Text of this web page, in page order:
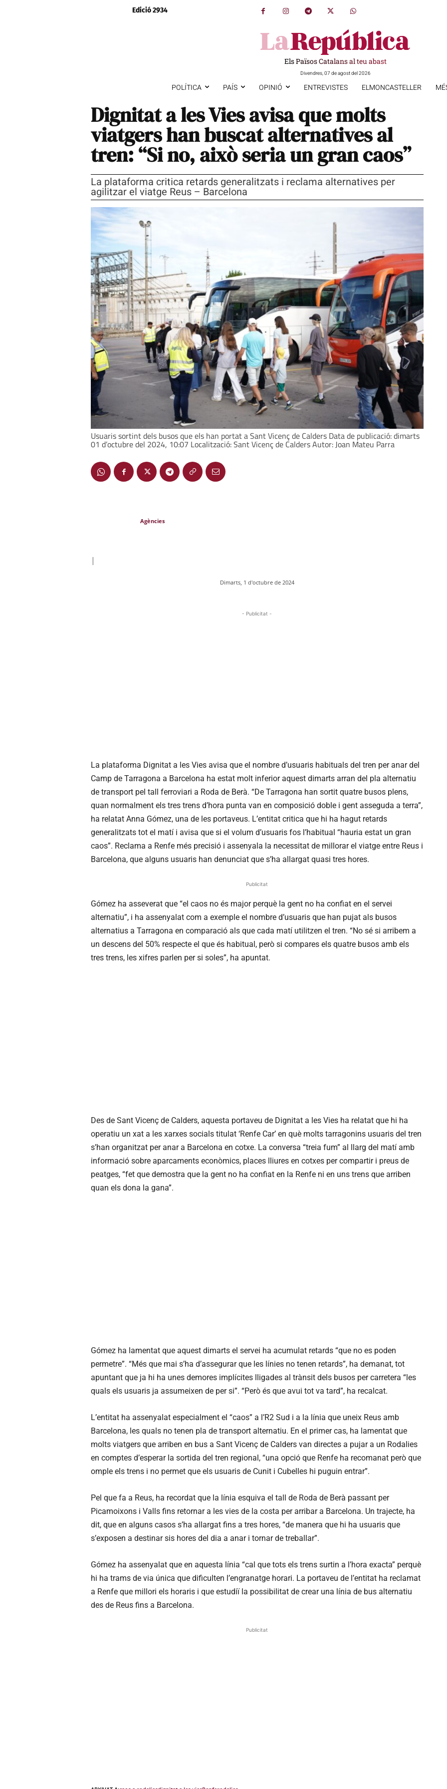
Edició 2934
Els Països Catalans al teu abast
Divendres, 07 de agost del 2026
POLÍTICA PAÍS OPINIÓ ENTREVISTES ELMONCASTELLER
Dignitat a les Vies avisa que molts
viatgers han buscat alternatives al
tren: “Si no, això seria un gran caos”
La plataforma critica retards generalitzats i reclama alternatives per
agilitzar el viatge Reus – Barcelona
Usuaris sortint dels busos que els han portat a Sant Vicenç de Calders Data de publicació: dimarts
01 d’octubre del 2024, 10:07 Localització: Sant Vicenç de Calders Autor: Joan Mateu Parra
Agències
|
Dimarts, 1 d'octubre de 2024
- Publicitat -
La plataforma Dignitat a les Vies avisa que el nombre d’usuaris habituals del tren per anar del
Camp de Tarragona a Barcelona ha estat molt inferior aquest dimarts arran del pla alternatiu
de transport pel tall ferroviari a Roda de Berà. “De Tarragona han sortit quatre busos plens,
quan normalment els tres trens d’hora punta van en composició doble i gent asseguda a terra”,
ha relatat Anna Gómez, una de les portaveus. L’entitat critica que hi ha hagut retards
generalitzats tot el matí i avisa que si el volum d’usuaris fos l’habitual “hauria estat un gran
caos”. Reclama a Renfe més precisió i assenyala la necessitat de millorar el viatge entre Reus i
Barcelona, que alguns usuaris han denunciat que s’ha allargat quasi tres hores.
Publicitat
Gómez ha asseverat que “el caos no és major perquè la gent no ha confiat en el servei
alternatiu”, i ha assenyalat com a exemple el nombre d’usuaris que han pujat als busos
alternatius a Tarragona en comparació als que cada matí utilitzen el tren. “No sé si arribem a
un descens del 50% respecte el que és habitual, però si compares els quatre busos amb els
tres trens, les xifres parlen per si soles”, ha apuntat.
Des de Sant Vicenç de Calders, aquesta portaveu de Dignitat a les Vies ha relatat que hi ha
operatiu un xat a les xarxes socials titulat ‘Renfe Car’ en què molts tarragonins usuaris del tren
s’han organitzat per anar a Barcelona en cotxe. La conversa “treia fum” al llarg del matí amb
informació sobre aparcaments econòmics, places lliures en cotxes per compartir i preus de
peatges, “fet que demostra que la gent no ha confiat en la Renfe ni en uns trens que arriben
quan els dona la gana”.
Gómez ha lamentat que aquest dimarts el servei ha acumulat retards “que no es poden
permetre”. “Més que mai s’ha d’assegurar que les línies no tenen retards”, ha demanat, tot
apuntant que ja hi ha unes demores implícites lligades al trànsit dels busos per carretera “les
quals els usuaris ja assumeixen de per si”. “Però és que avui tot va tard”, ha recalcat.
L’entitat ha assenyalat especialment el “caos” a l’R2 Sud i a la línia que uneix Reus amb
Barcelona, les quals no tenen pla de transport alternatiu. En el primer cas, ha lamentat que
molts viatgers que arriben en bus a Sant Vicenç de Calders van directes a pujar a un Rodalies
en comptes d’esperar la sortida del tren regional, “una opció que Renfe ha recomanat però que
omple els trens i no permet que els usuaris de Cunit i Cubelles hi puguin entrar”.
Pel que fa a Reus, ha recordat que la línia esquiva el tall de Roda de Berà passant per
Picamoixons i Valls fins retornar a les vies de la costa per arribar a Barcelona. Un trajecte, ha
dit, que en alguns casos s’ha allargat fins a tres hores, “de manera que hi ha usuaris que
s’exposen a destinar sis hores del dia a anar i tornar de treballar”.
Gómez ha assenyalat que en aquesta línia “cal que tots els trens surtin a l’hora exacta” perquè
hi ha trams de via única que dificulten l’engranatge horari. La portaveu de l’entitat ha reclamat
a Renfe que millori els horaris i que estudiï la possibilitat de crear una línia de bus alternatiu
des de Reus fins a Barcelona.
Publicitat